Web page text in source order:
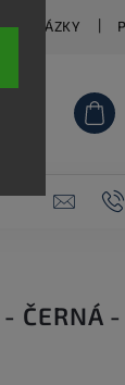
OTÁZKY
AKCE
ČERNÁ